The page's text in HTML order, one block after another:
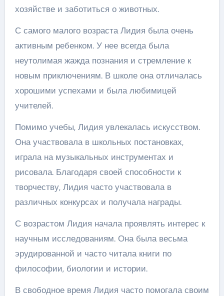
хозяйстве и заботиться о животных.
С самого малого возраста Лидия была очень
активным ребенком. У нее всегда была
неутолимая жажда познания и стремление к
новым приключениям. В школе она отличалась
хорошими успехами и была любимицей
учителей.
Помимо учебы, Лидия увлекалась искусством.
Она участвовала в школьных постановках,
играла на музыкальных инструментах и
рисовала. Благодаря своей способности к
творчеству, Лидия часто участвовала в
различных конкурсах и получала награды.
С возрастом Лидия начала проявлять интерес к
научным исследованиям. Она была весьма
эрудированной и часто читала книги по
философии, биологии и истории.
В свободное время Лидия часто помогала своим